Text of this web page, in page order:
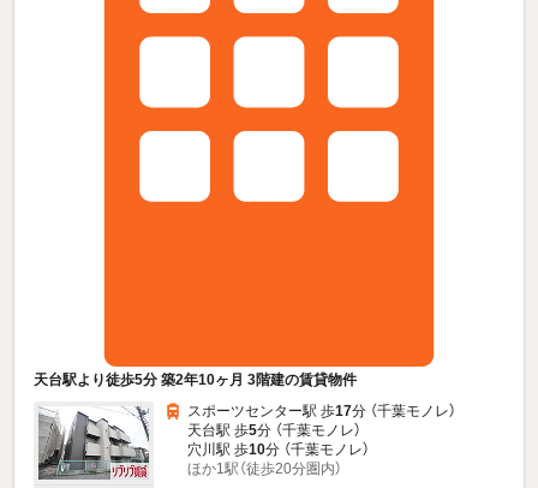
天台駅より徒歩5分 築2年10ヶ月 3階建の賃貸物件
スポーツセンター駅 歩17分 （千葉モノレ）
天台駅 歩5分 （千葉モノレ）
穴川駅 歩10分 （千葉モノレ）
ほか1駅（徒歩20分圏内）